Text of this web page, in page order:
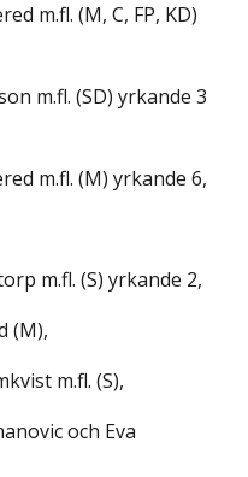
m.fl. (M, C, FP, KD)
m.fl. (SD) yrkande 3
m.fl. (M) yrkande 6,
m.fl. (S) yrkande 2,
(M),
m.fl. (S),
och Eva